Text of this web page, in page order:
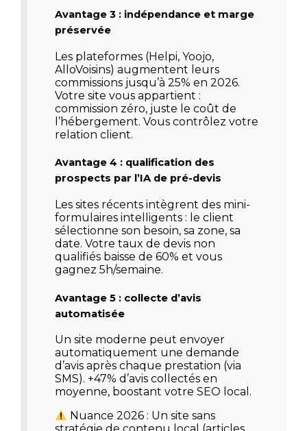
Avantage 3 : indépendance et marge
préservée
Les plateformes (Helpi, Yoojo,
AlloVoisins) augmentent leurs
commissions jusqu’à 25% en 2026.
Votre site vous appartient :
commission zéro, juste le coût de
l’hébergement. Vous contrôlez votre
relation client.
Avantage 4 : qualification des
prospects par l’IA de pré-devis
Les sites récents intègrent des mini-
formulaires intelligents : le client
sélectionne son besoin, sa zone, sa
date. Votre taux de devis non
qualifiés baisse de 60% et vous
gagnez 5h/semaine.
Avantage 5 : collecte d’avis
automatisée
Un site moderne peut envoyer
automatiquement une demande
d’avis après chaque prestation (via
SMS). +47% d’avis collectés en
moyenne, boostant votre SEO local.
Nuance 2026 : Un site sans